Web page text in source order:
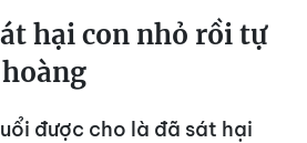
hại con nhỏ rồi tự
được cho là đã sát hại